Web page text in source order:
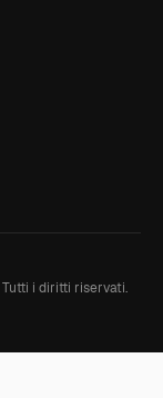
Tutti i diritti riservati.